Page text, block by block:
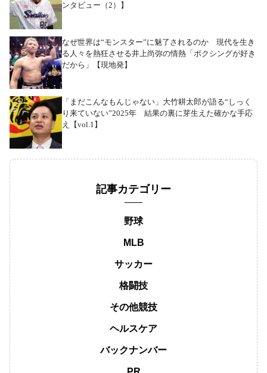
ンタビュー（2）】
なぜ世界は“モンスター”に魅了されるのか 現代を生き
る人々を熱狂させる井上尚弥の情熱「ボクシングが好き
だから」【現地発】
「まだこんなもんじゃない」大竹耕太郎が語る“しっく
り来ていない”2025年 結果の裏に芽生えた確かな手応
え【vol.1】
記事カテゴリー
野球
MLB
サッカー
格闘技
その他競技
ヘルスケア
バックナンバー